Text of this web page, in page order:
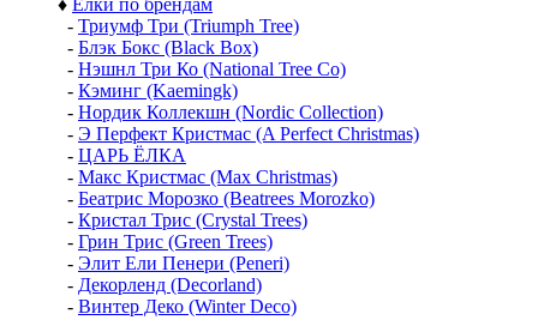
♦ Ёлки по брендам
- Триумф Три (Triumph Tree)
- Блэк Бокс (Black Box)
- Нэшнл Три Ко (National Tree Co)
- Кэминг (Kaemingk)
- Нордик Коллекшн (Nordic Collection)
- Э Перфект Кристмас (A Perfect Christmas)
- ЦАРЬ ЁЛКА
- Макс Кристмас (Max Christmas)
- Беатрис Морозко (Beatrees Morozko)
- Кристал Трис (Crystal Trees)
- Грин Трис (Green Trees)
- Элит Ели Пенери (Peneri)
- Декорленд (Decorland)
- Винтер Деко (Winter Deco)